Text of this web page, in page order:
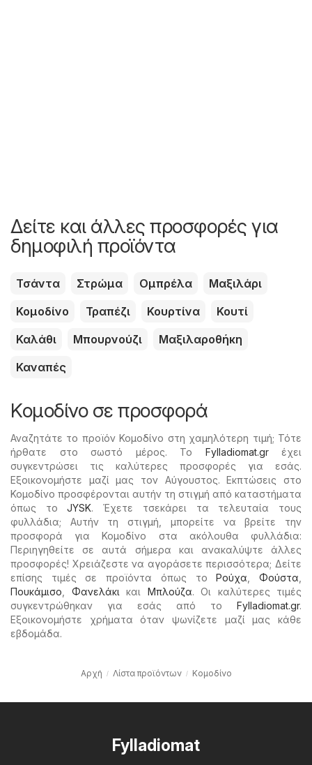
Δείτε και άλλες προσφορές για
δημοφιλή προϊόντα
Τσάντα Στρώμα Ομπρέλα
Μαξιλάρι
Κομοδίνο
Τραπέζι Κουρτίνα
Κουτί
Καλάθι
Μπουρνούζι
Μαξιλαροθήκη
Καναπές
Κομοδίνο σε προσφορά
Αναζητάτε το προϊόν Κομοδίνο στη χαμηλότερη τιμή; Τότε
ήρθατε στο σωστό μέρος. Το Fylladiomat.grέχει
συγκεντρώσει τις καλύτερες προσφορές για εσάς.
Εξοικονομήστε μαζί μας τον Αύγουστος. Εκπτώσεις στο
Κομοδίνο προσφέρονται αυτήν τη στιγμή από καταστήματα
όπως τοJYSK. Έχετε τσεκάρει τα τελευταία τους
φυλλάδια; Αυτήν τη στιγμή, μπορείτε να βρείτε την
προσφορά για Κομοδίνο στα ακόλουθα φυλλάδια:
Περιηγηθείτε σε αυτά σήμερα και ανακαλύψτε άλλες
προσφορές! Χρειάζεστε να αγοράσετε περισσότερα; Δείτε
επίσης τιμές σε προϊόντα όπως τοΡούχα ,Φούστα
Πουκάμισο
Φανελάκι και Μπλούζα. Οι καλύτερες τιμές
συγκεντρώθηκαν για εσάς από το Fylladiomat.gr.
Εξοικονομήστε χρήματα όταν ψωνίζετε μαζί μας κάθε
εβδομάδα.
Αρχή Λίστα προϊόντων Κομοδίνο
Fylladiomat